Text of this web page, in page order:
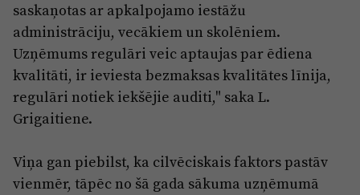
saskaņotas ar apkalpojamo iestāžu
administrāciju, vecākiem un skolēniem.
Uzņēmums regulāri veic aptaujas par ēdiena
kvalitāti, ir ieviesta bezmaksas kvalitātes līnija,
regulāri notiek iekšējie auditi," saka L.
Grigaitiene.
Viņa gan piebilst, ka cilvēciskais faktors pastāv
vienmēr, tāpēc no šā gada sākuma uzņēmumā